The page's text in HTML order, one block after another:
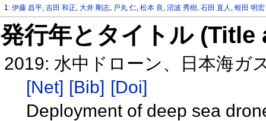
1:伊藤 昌平,吉田 和正,大井 剛志, 戸丸 仁,松本 良 ,沼波 秀樹,石田 直人 ,蛭田 明宏
発行年とタイトル
2019: 水中ドローン、日本海ガ
[Net] [Bib] [Doi]
Deployment of deep sea